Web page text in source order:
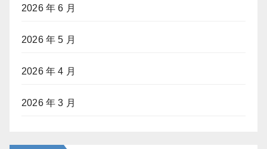
2026 年 6 月
2026 年 5 月
2026 年 4 月
2026 年 3 月